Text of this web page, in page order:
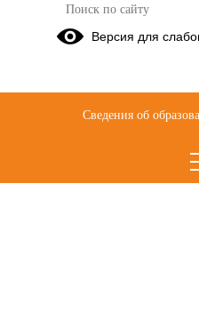
Версия для
Сведения об